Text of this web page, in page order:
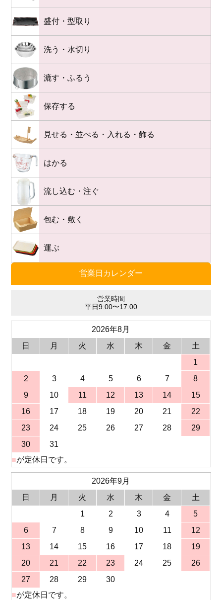
営業日カレンダー
営業時間
平日9:00〜17:00
2026年8月
日
月 火 水 木 金
土
1
2
3 4 5 6 7
8
9
10 11 12 13 14
15
16
17 18 19 20 21
22
23
24 25 26 27 28
29
30
31
■が定休日です。
2026年9月
日
月 火 水 木 金
土
1
2 3 4
5
6
7 8 9 10 11
12
13
14 15 16 17 18
19
20
21 22 23 24 25
26
27
28 29
30
■が定休日です。
盛付・型取り
洗う・水切り
漉す・ふるう
保存する
見せる・並べる・入れる・飾る
はかる
流し込む・注ぐ
包む・敷く
運ぶ